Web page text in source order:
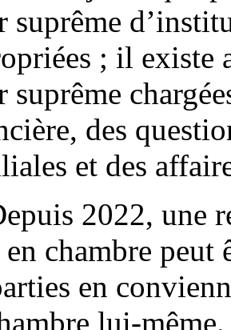
suprême
; il existe
suprême
des
et des
2022, une
chambre peut
en
lui-même.